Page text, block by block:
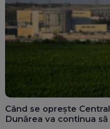
Când se oprește
Dunărea va continua să